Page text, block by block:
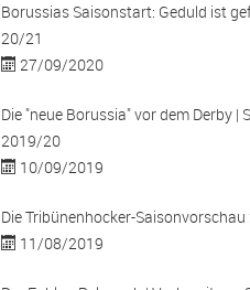
Borussias Saisonstart: Geduld ist
20/21
27/09/2020
Die "neue Borussia" vor dem Derby |
2019/20
10/09/2019
Die Tribünenhocker-
11/08/2019